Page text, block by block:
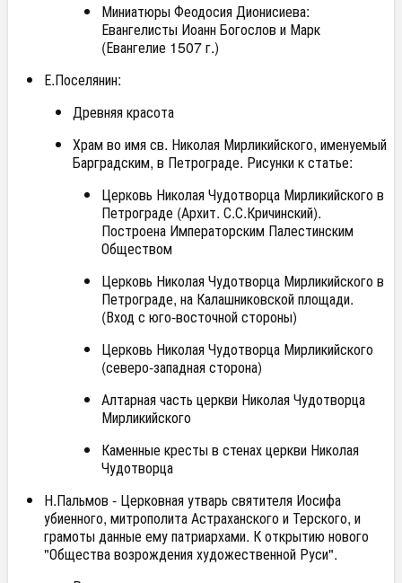
Миниатюры Феодосия Дионисиева:
Евангелисты Иоанн Богослов и Марк
(Евангелие 1507 г.)
Е.Поселянин:
Древняя красота
Храм во имя св. Николая Мирликийского, именуемый
Барградским, в Петрограде. Рисунки к статье:
Церковь Николая Чудотворца Мирликийского в
Петрограде (Архит. С.С.Кричинский).
Построена Императорским Палестинским
Обществом
Церковь Николая Чудотворца Мирликийского в
Петрограде, на Калашниковской площади.
(Вход с юго-восточной стороны)
Церковь Николая Чудотворца Мирликийского
(северо-западная сторона)
Алтарная часть церкви Николая Чудотворца
Мирликийского
Каменные кресты в стенах церкви Николая
Чудотворца
Н.Пальмов - Церковная утварь святителя Иосифа
убиенного, митрополита Астраханского и Терского, и
грамоты данные ему патриархами. К открытию нового
"Общества возрождения художественной Руси".